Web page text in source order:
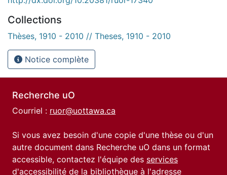
Collections
Thèses, 1910 - 2010 // Theses, 1910 - 2010
Notice complète
Recherche uO
Courriel : ruor@uottawa.ca
Si vous avez besoin d'une copie d'une thèse ou d'un
autre document dans Recherche uO dans un format
accessible, contactez l'équipe des services
d'accessibilité de la bibliothèque à l'adresse